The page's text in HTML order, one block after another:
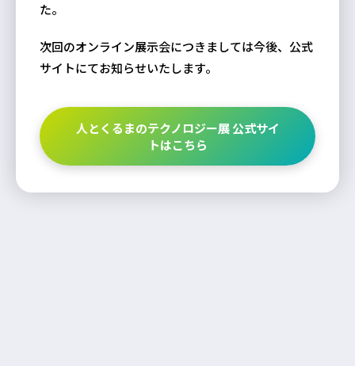
た。
次回のオンライン展示会につきましては今後、公式
サイトにてお知らせいたします。
人とくるまのテクノロジー展 公式サイ
トはこちら